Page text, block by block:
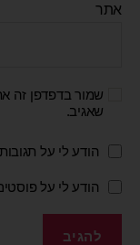
אתר
שמור בדפדפן זה
שאגיב.
הודע לי על
הודע לי על